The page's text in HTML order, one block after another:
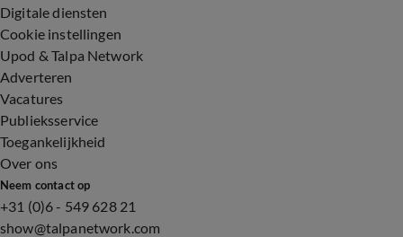
Digitale diensten
Cookie instellingen
Upod & Talpa Network
Adverteren
Vacatures
Publieksservice
Toegankelijkheid
Over ons
Neem contact op
+31 (0)6 - 549 628 21
show@talpanetwork.com